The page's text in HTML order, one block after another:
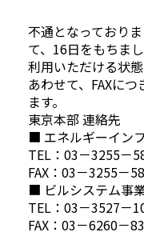
不通となっており
て、16日をもちま
利用いただける状態
あわせて、FAXに
ます。
東京本部 連絡先
■ エネルギーイン
TEL：03－3255－
FAX：03－3255－
■ ビルシステム事
TEL：03－3527－
FAX：03－6260－